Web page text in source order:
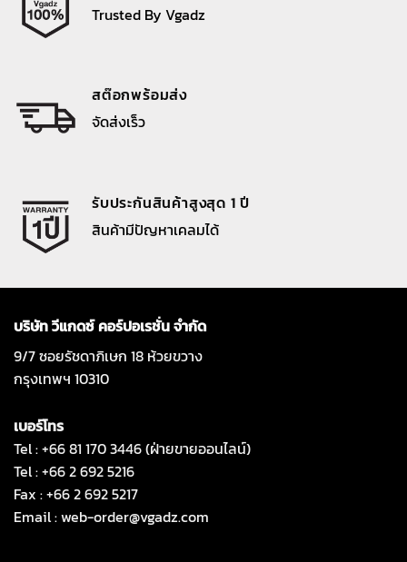
Trusted By Vgadz
สต๊อกพร้อมส่ง
จัดส่งเร็ว
รับประกันสินค้าสูงสุด 1 ปี
สินค้ามีปัญหาเคลมได้
บริษัท วีแกดซ์ คอร์ปอเรชั่น จำกัด
9/7 ซอยรัชดาภิเษก 18 ห้วยขวาง
กรุงเทพฯ 10310
เบอร์โทร
Tel : +66 81 170 3446 (ฝ่ายขายออนไลน์)
Tel : +66 2 692 5216
Fax : +66 2 692 5217
Email :web-order@vgadz.com